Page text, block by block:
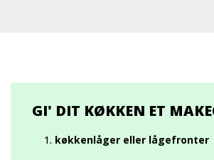
GI' DIT KØKKEN ET
køkkenlåger eller lågefronter